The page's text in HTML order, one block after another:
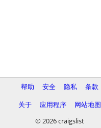
帮助 安全 隐私
条款
关于
应用程序
网站地图
© 2026 craigslist